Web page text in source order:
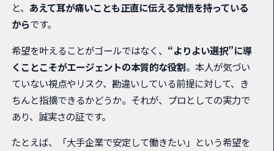
と、 あえて耳が痛いことも正直に伝える覚悟を持っている
からです。
希望を叶えることがゴールではなく、 “よりよい選択”に導
くことこそがエージェントの本質的な役割。本人が気づい
ていない視点やリスク、勘違いしている前提に対して、き
ちんと指摘できるかどうか。それが、プロとしての実力で
あり、誠実さの証です。
たとえば、「大手企業で安定して働きたい」という希望を